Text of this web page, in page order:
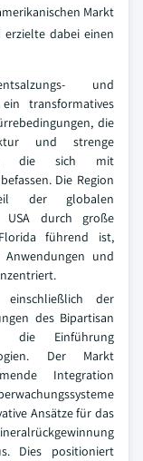
Markt
dabei einen
und
ein transformatives
die
und strenge
die sich mit
Die Region
der globalen
USA durch große
führend ist,
und
der
des Bipartisan
die Einführung
Der Markt
Integration
Ansätze für das
Dies positioniert